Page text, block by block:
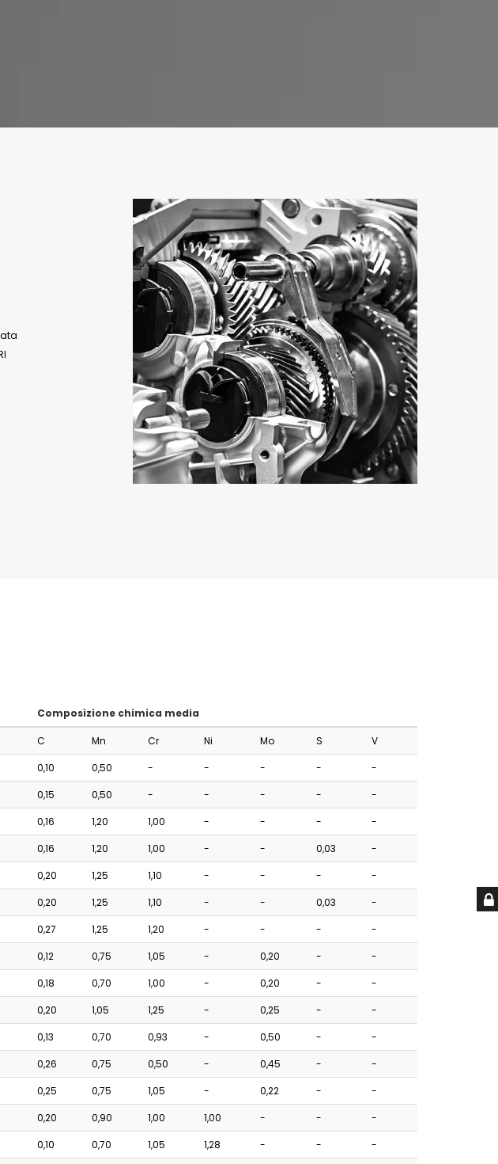
Composizione chimica media
C Mn Cr Ni Mo S
V
0,10 0,50 - - - -
-
0,15 0,50 - - - -
-
0,16 1,20 1,00 - - -
-
0,16 1,20 1,00 - - 0,03
-
0,20 1,25 1,10 - - -
-
0,20 1,25 1,10 - - 0,03
-
0,27 1,25 1,20 - - -
-
0,12 0,75 1,05 - 0,20 -
-
0,18 0,70 1,00 - 0,20 -
-
0,20 1,05 1,25 - 0,25 -
-
0,13 0,70 0,93 - 0,50 -
-
0,26 0,75 0,50 - 0,45 -
-
0,25 0,75 1,05 - 0,22 -
-
0,20 0,90 1,00 1,00 - -
-
0,10 0,70 1,05 1,28 - -
-